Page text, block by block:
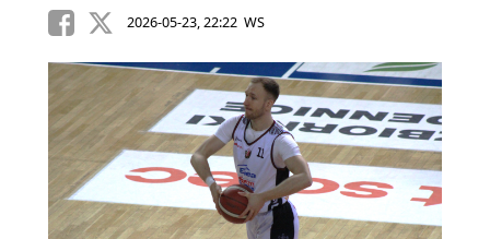
2026-05-23, 22:22 WS